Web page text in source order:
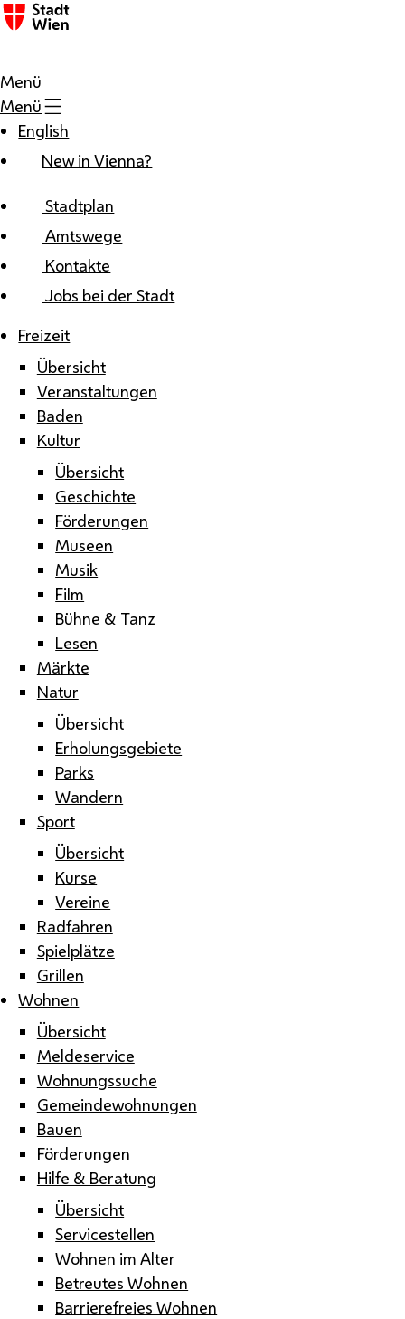
Zum Inhalt
Menü
Menü
English
New in Vienna?
Stadtplan
Amtswege
Kontakte
Jobs bei der Stadt
Freizeit
Übersicht
Veranstaltungen
Baden
Kultur
Übersicht
Geschichte
Förderungen
Museen
Musik
Film
Bühne & Tanz
Lesen
Märkte
Natur
Übersicht
Erholungsgebiete
Parks
Wandern
Sport
Übersicht
Kurse
Vereine
Radfahren
Spielplätze
Grillen
Wohnen
Übersicht
Meldeservice
Wohnungssuche
Gemeindewohnungen
Bauen
Förderungen
Hilfe & Beratung
Übersicht
Servicestellen
Wohnen im Alter
Betreutes Wohnen
Barrierefreies Wohnen